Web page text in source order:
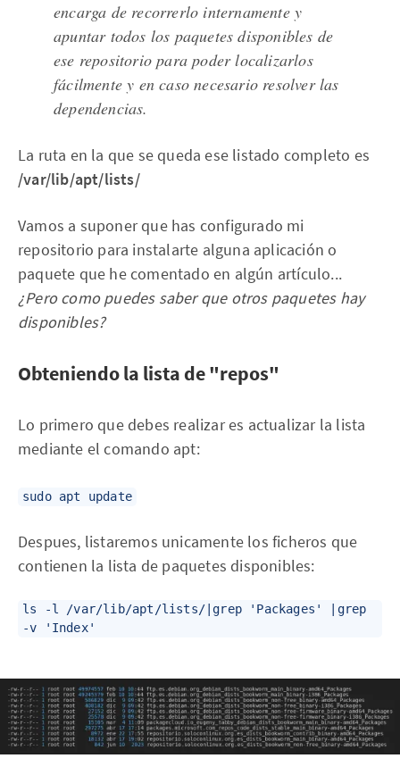
encarga de recorrerlo internamente y
apuntar todos los paquetes disponibles de
ese repositorio para poder localizarlos
fácilmente y en caso necesario resolver las
dependencias.
La ruta en la que se queda ese listado completo es
/var/lib/apt/lists/
Vamos a suponer que has configurado mi
repositorio para instalarte alguna aplicación o
paquete que he comentado en algún artículo...
¿Pero como puedes saber que otros paquetes hay
disponibles?
Obteniendo la lista de "repos"
Lo primero que debes realizar es actualizar la lista
mediante el comando apt:
sudo apt update
Despues, listaremos unicamente los ficheros que
contienen la lista de paquetes disponibles:
ls -l /var/lib/apt/lists/|grep 'Packages' |grep
-v 'Index'